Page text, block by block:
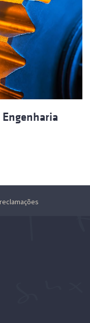
Engenharia